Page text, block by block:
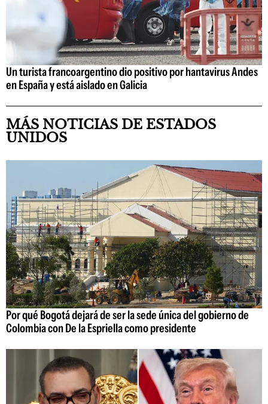
Un turista francoargentino dio positivo por hantavirus Andes
en España y está aislado en Galicia
MÁS NOTICIAS DE ESTADOS
UNIDOS
Por qué Bogotá dejará de ser la sede única del gobierno de
Colombia con De la Espriella como presidente